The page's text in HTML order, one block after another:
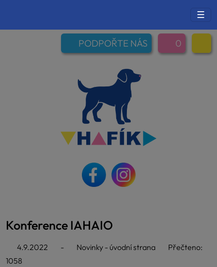
☰
PODPOŘTE NÁS 0
Konference IAHAIO
4.9.2022 - Novinky - úvodní strana
Přečteno:
1058